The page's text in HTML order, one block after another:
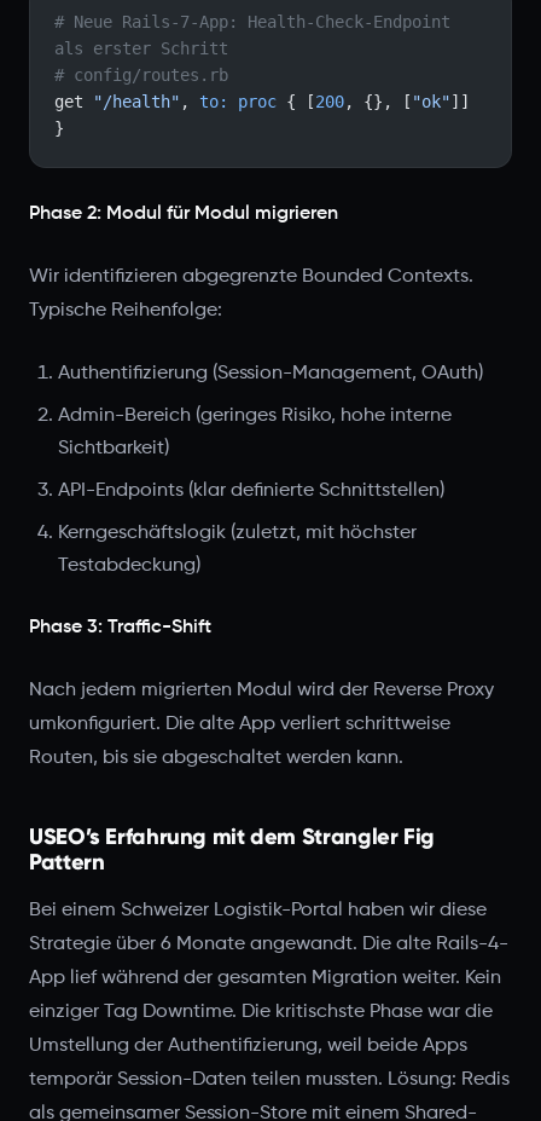
# Neue Rails-7-App: Health-Check-Endpoint
als erster Schritt
# config/routes.rb
get
"/health" , to: proc { [200, {}, [ "ok"]]
}
Phase 2: Modul für Modul migrieren
Wir identifizieren abgegrenzte Bounded Contexts.
Typische Reihenfolge:
Authentifizierung (Session-Management, OAuth)
Admin-Bereich (geringes Risiko, hohe interne
Sichtbarkeit)
API-Endpoints (klar definierte Schnittstellen)
Kerngeschäftslogik (zuletzt, mit höchster
Testabdeckung)
Phase 3: Traffic-Shift
Nach jedem migrierten Modul wird der Reverse Proxy
umkonfiguriert. Die alte App verliert schrittweise
Routen, bis sie abgeschaltet werden kann.
USEO’s Erfahrung mit dem Strangler Fig
Pattern
Bei einem Schweizer Logistik-Portal haben wir diese
Strategie über 6 Monate angewandt. Die alte Rails-4-
App lief während der gesamten Migration weiter. Kein
einziger Tag Downtime. Die kritischste Phase war die
Umstellung der Authentifizierung, weil beide Apps
temporär Session-Daten teilen mussten. Lösung: Redis
als gemeinsamer Session-Store mit einem Shared-